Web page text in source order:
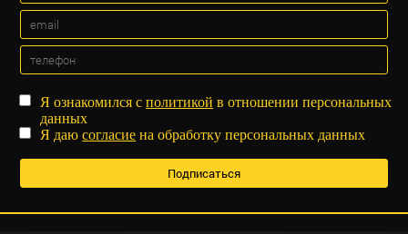
Я ознакомился сполитикой в отношении персональных
данных
Я даюсогласие на обработку персональных данных